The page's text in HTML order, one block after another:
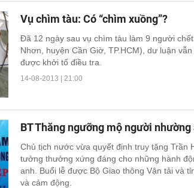
Vụ chìm tàu: Có “chìm xuồng”?
Đã 12 ngày sau vụ chìm tàu làm 9 người
Nhơn, huyện Cần Giờ, TP.HCM), dư luận
được khởi tố điều tra.
14-08-2013 | 21:00
BT Thăng ngưỡng mộ người nhường
Chủ tịch nước vừa quyết định truy tặng Trần
tưởng thưởng xứng đáng cho những hành
anh. Buổi lễ được Bộ Giao thông Vận tải và
và cảm động.